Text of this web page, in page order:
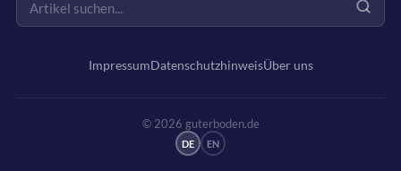
ImpressumDatenschutzhinweisÜber uns
© 2026 guterboden.de
DE EN